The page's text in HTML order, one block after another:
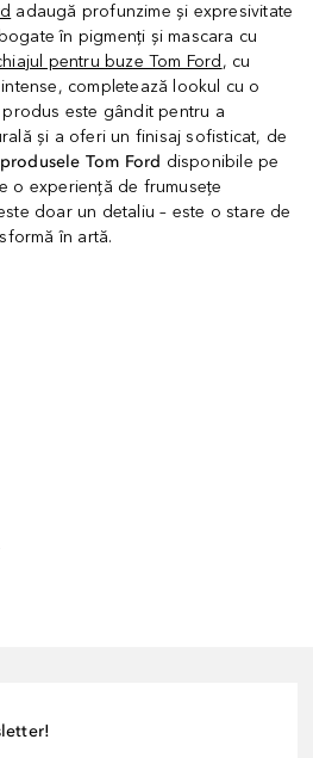
adaugă profunzime și expresivitate
în pigmenți și mascara cu
pentru buze Tom Ford , cu
completează lookul cu o
este gândit pentru a
și a oferi un finisaj sofisticat, de
produsele Tom Ford disponibile pe
o experiență de frumusețe
doar un detaliu – este o stare de
în artă.